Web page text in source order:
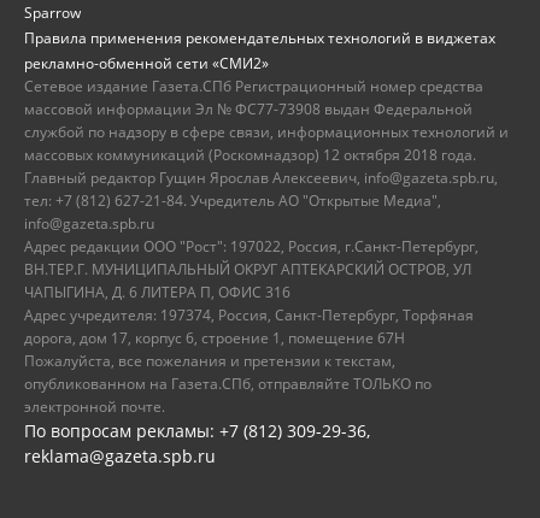
Sparrow
Правила применения рекомендательных технологий в виджетах
рекламно-обменной сети «СМИ2»
Сетевое издание Газета.СПб Регистрационный номер средства
массовой информации Эл № ФС77-73908 выдан Федеральной
службой по надзору в сфере связи, информационных технологий и
массовых коммуникаций (Роскомнадзор) 12 октября 2018 года.
Главный редактор Гущин Ярослав Алексеевич, info@gazeta.spb.ru,
тел: +7 (812) 627-21-84. Учредитель АО "Открытые Медиа",
info@gazeta.spb.ru
Адрес редакции ООО "Рост": 197022, Россия, г.Санкт-Петербург,
ВН.ТЕР.Г. МУНИЦИПАЛЬНЫЙ ОКРУГ АПТЕКАРСКИЙ ОСТРОВ, УЛ
ЧАПЫГИНА, Д. 6 ЛИТЕРА П, ОФИС 316
Адрес учредителя: 197374, Россия, Санкт-Петербург, Торфяная
дорога, дом 17, корпус 6, строение 1, помещение 67Н
Пожалуйста, все пожелания и претензии к текстам,
опубликованном на Газета.СПб, отправляйте ТОЛЬКО по
электронной почте.
По вопросам рекламы: +7 (812) 309-29-36,
reklama@gazeta.spb.ru